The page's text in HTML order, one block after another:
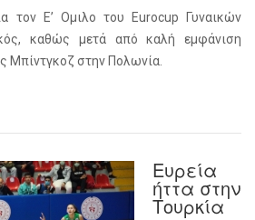
τον Ε’ Ομιλο του Eurocup Γυναικών
καθώς μετά από καλή εμφάνιση
Μπίντγκοζ στην Πολωνία.
Ευρεία
ήττα στην
Τουρκία